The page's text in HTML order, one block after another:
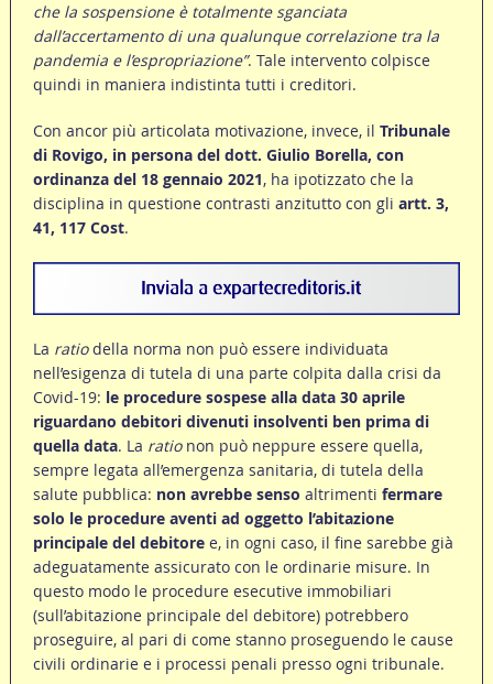
che la sospensione è totalmente sganciata
dall’accertamento di una qualunque correlazione tra la
pandemia e l’espropriazione”. Tale intervento colpisce
quindi in maniera indistinta tutti i creditori.
Con ancor più articolata motivazione, invece, il Tribunale
di Rovigo, in persona del dott. Giulio Borella, con
ordinanza del 18 gennaio 2021, ha ipotizzato che la
disciplina in questione contrasti anzitutto con gli artt. 3,
41, 117 Cost.
La ratiodella norma non può essere individuata
nell’esigenza di tutela di una parte colpita dalla crisi da
Covid-19: le procedure sospese alla data 30 aprile
riguardano debitori divenuti insolventi ben prima di
quella data. La rationon può neppure essere quella,
sempre legata all’emergenza sanitaria, di tutela della
salute pubblica: non avrebbe senso altrimenti fermare
solo le procedure aventi ad oggetto l’abitazione
principale del debitoree, in ogni caso, il fine sarebbe già
adeguatamente assicurato con le ordinarie misure. In
questo modo le procedure esecutive immobiliari
(sull’abitazione principale del debitore) potrebbero
proseguire, al pari di come stanno proseguendo le cause
civili ordinarie e i processi penali presso ogni tribunale.